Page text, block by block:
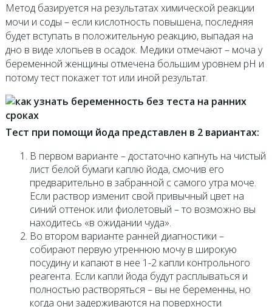
Метод базируется на результатах химической реакции
мочи и соды – если кислотность повышена, последняя
будет вступать в положительную реакцию, выпадая на
дно в виде хлопьев в осадок. Медики отмечают – моча у
беременной женщины отмечена большим уровнем рН и
потому тест покажет тот или иной результат.
Тест при помощи йода представлен в 2 вариантах:
В первом варианте – достаточно капнуть на чистый
лист белой бумаги каплю йода, смочив его
предварительно в забранной с самого утра моче.
Если раствор изменит свой привычный цвет на
синий оттенок или фиолетовый – то возможно вы
находитесь «в ожидании чуда».
Во втором варианте ранней диагностики –
собирают первую утреннюю мочу в широкую
посудину и капают в нее 1-2 капли контрольного
реагента. Если капли йода будут расплываться и
полностью растворяться – вы не беременны, но
когда они задерживаются на поверхности